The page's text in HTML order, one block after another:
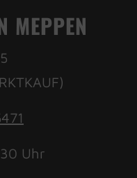
MEPPEN
Uhr